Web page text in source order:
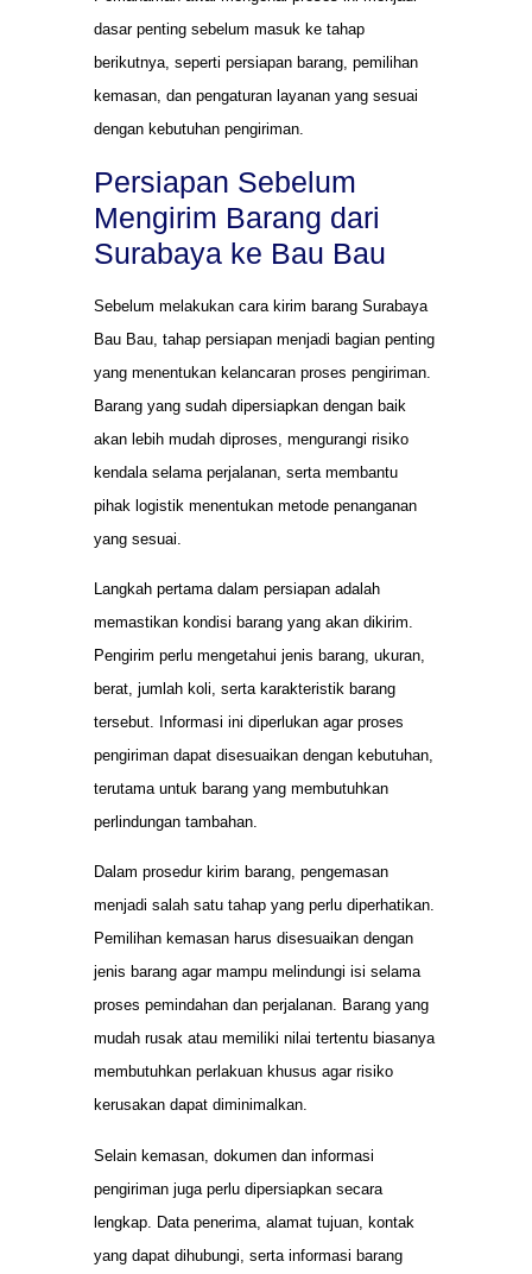
dasar penting sebelum masuk ke tahap
berikutnya, seperti persiapan barang, pemilihan
kemasan, dan pengaturan layanan yang sesuai
dengan kebutuhan pengiriman.
Persiapan Sebelum
Mengirim Barang dari
Surabaya ke Bau Bau
Sebelum melakukan cara kirim barang Surabaya
Bau Bau, tahap persiapan menjadi bagian penting
yang menentukan kelancaran proses pengiriman.
Barang yang sudah dipersiapkan dengan baik
akan lebih mudah diproses, mengurangi risiko
kendala selama perjalanan, serta membantu
pihak logistik menentukan metode penanganan
yang sesuai.
Langkah pertama dalam persiapan adalah
memastikan kondisi barang yang akan dikirim.
Pengirim perlu mengetahui jenis barang, ukuran,
berat, jumlah koli, serta karakteristik barang
tersebut. Informasi ini diperlukan agar proses
pengiriman dapat disesuaikan dengan kebutuhan,
terutama untuk barang yang membutuhkan
perlindungan tambahan.
Dalam prosedur kirim barang, pengemasan
menjadi salah satu tahap yang perlu diperhatikan.
Pemilihan kemasan harus disesuaikan dengan
jenis barang agar mampu melindungi isi selama
proses pemindahan dan perjalanan. Barang yang
mudah rusak atau memiliki nilai tertentu biasanya
membutuhkan perlakuan khusus agar risiko
kerusakan dapat diminimalkan.
Selain kemasan, dokumen dan informasi
pengiriman juga perlu dipersiapkan secara
lengkap. Data penerima, alamat tujuan, kontak
yang dapat dihubungi, serta informasi barang